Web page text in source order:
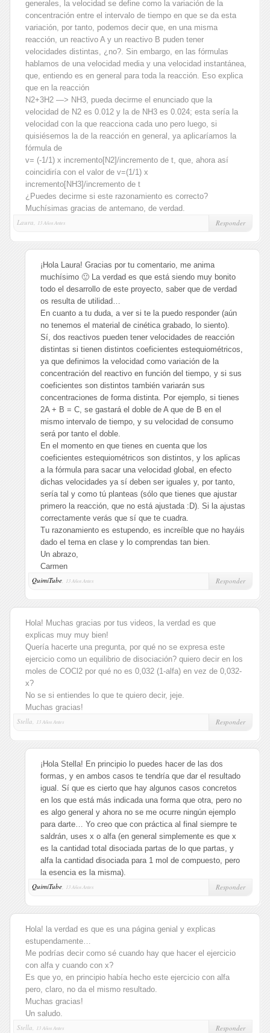
generales, la velocidad se define como la variación de la
concentración entre el intervalo de tiempo en que se da esta
variación, por tanto, podemos decir que, en una misma
reacción, un reactivo A y un reactivo B puden tener
velocidades distintas, ¿no?. Sin embargo, en las fórmulas
hablamos de una velocidad media y una velocidad instantánea,
que, entiendo es en general para toda la reacción. Eso explica
que en la reacción
N2+3H2 —> NH3, pueda decirme el enunciado que la
velocidad de N2 es 0.012 y la de NH3 es 0.024; esta sería la
velocidad con la que reacciona cada uno pero luego, si
quisiésemos la de la reacción en general, ya aplicaríamos la
fórmula de
v= (-1/1) x incremento[N2]/incremento de t, que, ahora así
coincidiría con el valor de v=(1/1) x
incremento[NH3]/incremento de t
¿Puedes decirme si este razonamiento es correcto?
Muchísimas gracias de antemano, de verdad.
Laura,
13 Años Antes Responder
¡Hola Laura! Gracias por tu comentario, me anima
muchísimo 🙂 La verdad es que está siendo muy bonito
todo el desarrollo de este proyecto, saber que de verdad
os resulta de utilidad…
En cuanto a tu duda, a ver si te la puedo responder (aún
no tenemos el material de cinética grabado, lo siento).
Sí, dos reactivos pueden tener velocidades de reacción
distintas si tienen distintos coeficientes estequiométricos,
ya que definimos la velocidad como variación de la
concentración del reactivo en función del tiempo, y si sus
coeficientes son distintos también variarán sus
concentraciones de forma distinta. Por ejemplo, si tienes
2A + B = C, se gastará el doble de A que de B en el
mismo intervalo de tiempo, y su velocidad de consumo
será por tanto el doble.
En el momento en que tienes en cuenta que los
coeficientes estequiométricos son distintos, y los aplicas
a la fórmula para sacar una velocidad global, en efecto
dichas velocidades ya sí deben ser iguales y, por tanto,
sería tal y como tú planteas (sólo que tienes que ajustar
primero la reacción, que no está ajustada :D). Si la ajustas
correctamente verás que sí que te cuadra.
Tu razonamiento es estupendo, es increíble que no hayáis
dado el tema en clase y lo comprendas tan bien.
Un abrazo,
Carmen
QuimiTube, 13 Años Antes Responder
Hola! Muchas gracias por tus videos, la verdad es que
explicas muy muy bien!
Quería hacerte una pregunta, por qué no se expresa este
ejercicio como un equilibrio de disociación? quiero decir en los
moles de COCl2 por qué no es 0,032 (1-alfa) en vez de 0,032-
x?
No se si entiendes lo que te quiero decir, jeje.
Muchas gracias!
Stella,
13 Años Antes Responder
¡Hola Stella! En principio lo puedes hacer de las dos
formas, y en ambos casos te tendría que dar el resultado
igual. Sí que es cierto que hay algunos casos concretos
en los que está más indicada una forma que otra, pero no
es algo general y ahora no se me ocurre ningún ejemplo
para darte… Yo creo que con práctica al final siempre te
saldrán, uses x o alfa (en general simplemente es que x
es la cantidad total disociada partas de lo que partas, y
alfa la cantidad disociada para 1 mol de compuesto, pero
la esencia es la misma).
QuimiTube, 13 Años Antes Responder
Hola! la verdad es que es una página genial y explicas
estupendamente…
Me podrías decir como sé cuando hay que hacer el ejercicio
con alfa y cuando con x?
Es que yo, en principio había hecho este ejercicio con alfa
pero, claro, no da el mismo resultado.
Muchas gracias!
Un saludo.
Stella,
13 Años Antes Responder